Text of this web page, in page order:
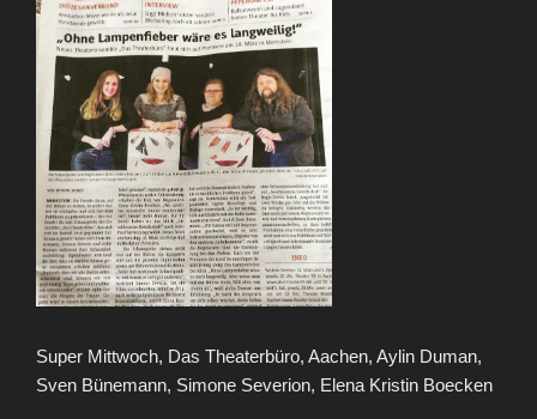
Super Mittwoch, Das Theaterbüro, Aachen, Aylin Duman,
Sven Bünemann, Simone Severion, Elena Kristin Boecken